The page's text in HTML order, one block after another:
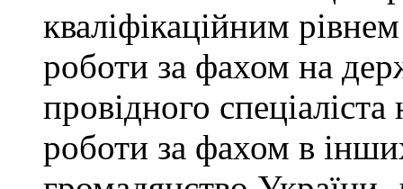
кваліфікаційним
роботи за фахом на
провідного
роботи за фахом в